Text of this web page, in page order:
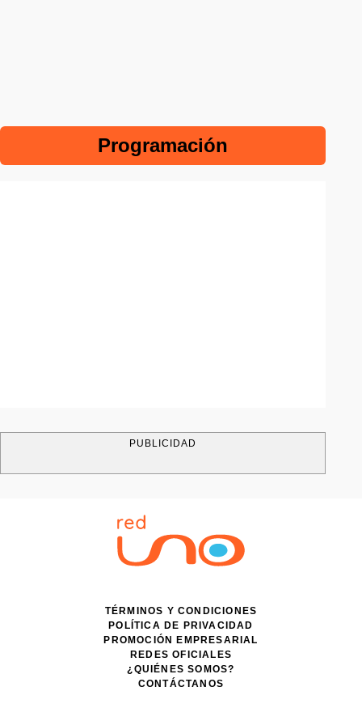
Programación
PUBLICIDAD
TÉRMINOS Y CONDICIONES
POLÍTICA DE PRIVACIDAD
PROMOCIÓN EMPRESARIAL
REDES OFICIALES
¿QUIÉNES SOMOS?
CONTÁCTANOS